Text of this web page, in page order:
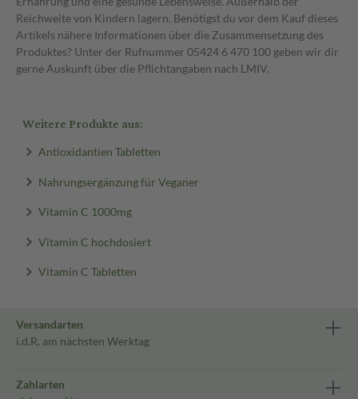
Reichweite von Kindern lagern. Benötigst du vor dem Kauf dieses
Artikels nähere Informationen über die Zusammensetzung des
Produktes? Unter der Rufnummer 05424 6 470 100 geben wir dir
gerne Auskunft über die Pflichtangaben nach LMIV.
Weitere Produkte aus:
Antioxidantien Tabletten
Nahrungsergänzung für Veganer
Vitamin C 1000mg
Vitamin C hochdosiert
Vitamin C Tabletten
Versandarten
i.d.R. am nächsten Werktag
Zahlarten